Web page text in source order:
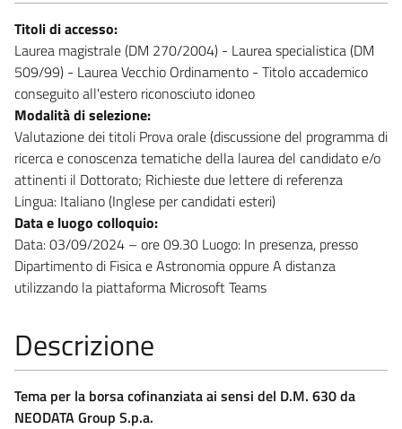
Titoli di accesso:
Laurea magistrale (DM 270/2004) - Laurea specialistica (DM
509/99) - Laurea Vecchio Ordinamento - Titolo accademico
conseguito all'estero riconosciuto idoneo
Modalità di selezione:
Valutazione dei titoli Prova orale (discussione del programma di
ricerca e conoscenza tematiche della laurea del candidato e/o
attinenti il Dottorato; Richieste due lettere di referenza
Lingua: Italiano (Inglese per candidati esteri)
Data e luogo colloquio:
Data: 03/09/2024 – ore 09.30 Luogo: In presenza, presso
Dipartimento di Fisica e Astronomia oppure A distanza
utilizzando la piattaforma Microsoft Teams
Descrizione
Tema per la borsa cofinanziata ai sensi del D.M. 630 da
NEODATA Group S.p.a.